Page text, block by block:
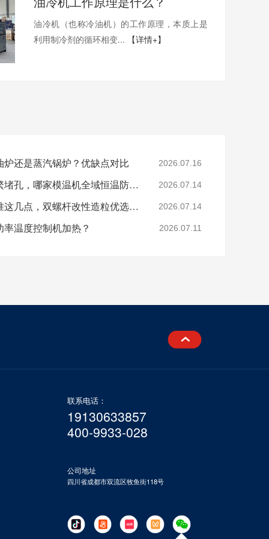
油冷机（也称冷油机）的工作原理，本质上是
利用制冷剂的循环相变...
【详情+】
还是蒸汽锅炉？优缺点对比 2026.07.16
色母、玻纤造粒模头频繁堵孔，哪家模温机全域恒温防积碳？ 2026.07.14
分辨模温机厂家好坏认准这几点，双螺杆改性造粒优选珞石机械 2026.07.14
温度控制机加热？ 2026.07.11
联系电话：
19130633857
400-9933-028
公司地址
四川省成都市双流区牧鱼街118号